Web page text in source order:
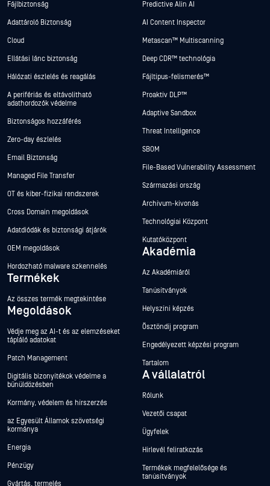
Fájlbiztonság
Adattároló Biztonság
Cloud
Ellátási lánc biztonság
Hálózati észlelés és reagálás
A perifériás és eltávolítható
adathordozók védelme
Biztonságos hozzáférés
Zero-day észlelés
Email Biztonság
Managed File Transfer
OT és kiber-fizikai rendszerek
Cross Domain megoldások
Adatdiódák és biztonsági átjárók
OEM megoldások
Hordozható malware szkennelés
Termékek
Az összes termék megtekintése
Megoldások
Védje meg az AI-t és az elemzéseket
tápláló adatokat
Patch Management
Digitális bizonyítékok védelme a
bűnüldözésben
Kormány, védelem és hírszerzés
az Egyesült Államok szövetségi
kormánya
Energia
Pénzügy
Gyártás, termelés
Predictive Alin AI
AI Content Inspector
Metascan™ Multiscanning
Deep CDR™ technológia
Fájltípus-felismerés™
Proaktív DLP™
Adaptive Sandbox
Threat Intelligence
SBOM
File-Based Vulnerability Assessment
Származási ország
Archívum-kivonás
Technológiai Központ
Kutatóközpont
Akadémia
Az Akadémiáról
Tanúsítványok
Helyszíni képzés
Ösztöndíj program
Engedélyezett képzési program
Tartalom
A vállalatról
Rólunk
Vezetői csapat
Ügyfelek
Hírlevél feliratkozás
Termékek megfelelősége és
tanúsítványok